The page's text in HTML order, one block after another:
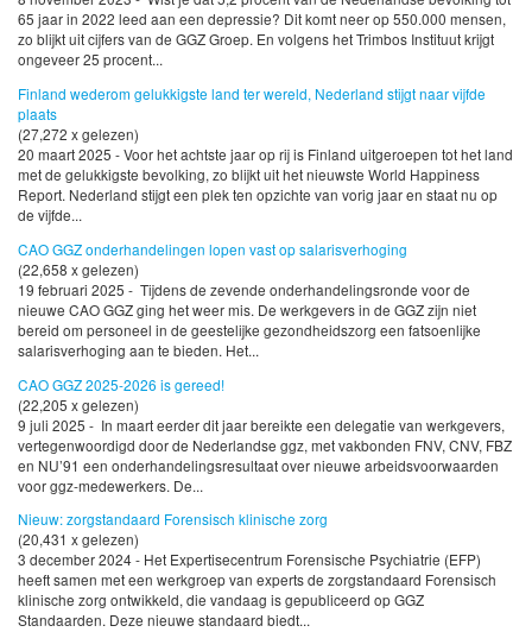
65 jaar in 2022 leed aan een depressie? Dit komt neer op 550.000 mensen,
zo blijkt uit cijfers van de GGZ Groep. En volgens het Trimbos Instituut krijgt
ongeveer 25 procent...
Finland wederom gelukkigste land ter wereld, Nederland stijgt naar vijfde
plaats
(27,272 x gelezen)
20 maart 2025 - Voor het achtste jaar op rij is Finland uitgeroepen tot het land
met de gelukkigste bevolking, zo blijkt uit het nieuwste World Happiness
Report. Nederland stijgt een plek ten opzichte van vorig jaar en staat nu op
de vijfde...
CAO GGZ onderhandelingen lopen vast op salarisverhoging
(22,658 x gelezen)
19 februari 2025 - Tijdens de zevende onderhandelingsronde voor de
nieuwe CAO GGZ ging het weer mis. De werkgevers in de GGZ zijn niet
bereid om personeel in de geestelijke gezondheidszorg een fatsoenlijke
salarisverhoging aan te bieden. Het...
CAO GGZ 2025-2026 is gereed!
(22,205 x gelezen)
9 juli 2025 - In maart eerder dit jaar bereikte een delegatie van werkgevers,
vertegenwoordigd door de Nederlandse ggz, met vakbonden FNV, CNV, FBZ
en NU’91 een onderhandelingsresultaat over nieuwe arbeidsvoorwaarden
voor ggz-medewerkers. De...
Nieuw: zorgstandaard Forensisch klinische zorg
(20,431 x gelezen)
3 december 2024 - Het Expertisecentrum Forensische Psychiatrie (EFP)
heeft samen met een werkgroep van experts de zorgstandaard Forensisch
klinische zorg ontwikkeld, die vandaag is gepubliceerd op GGZ
Standaarden. Deze nieuwe standaard biedt...